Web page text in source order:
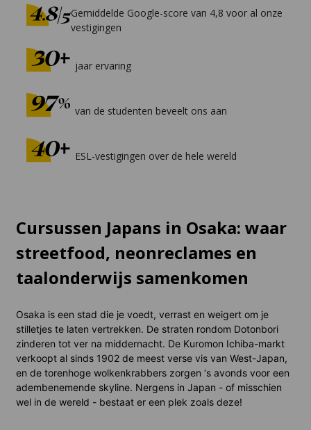
Gemiddelde Google-score van 4,8 voor al onze
vestigingen
jaar ervaring
van de studenten beveelt ons aan
ESL-vestigingen over de hele wereld
Cursussen Japans in Osaka: waar
streetfood, neonreclames en
taalonderwijs samenkomen
Osaka is een stad die je voedt, verrast en weigert om je
stilletjes te laten vertrekken. De straten rondom Dotonbori
zinderen tot ver na middernacht. De Kuromon Ichiba-markt
verkoopt al sinds 1902 de meest verse vis van West-Japan,
en de torenhoge wolkenkrabbers zorgen ‘s avonds voor een
adembenemende skyline. Nergens in Japan - of misschien
wel in de wereld - bestaat er een plek zoals deze!